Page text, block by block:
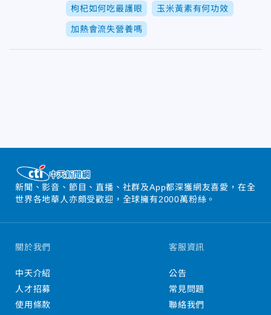
枸杞如何吃最護眼 玉米黃素有何功效
加熱會流失營養嗎
新聞、影音、節目、直播、社群及App都深獲網友喜愛，在全
世界各地華人亦頗受歡迎，全球擁有2000萬粉絲。
關於我們
中天介紹
人才招募
使用條款
客服資訊
公告
常見問題
聯絡我們